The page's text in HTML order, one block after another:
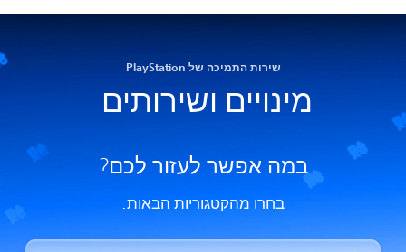
שירות התמיכה של PlayStation
מינויים ושירותים
במה אפשר לעזור לכם?
בחרו מהקטגוריות הבאות: